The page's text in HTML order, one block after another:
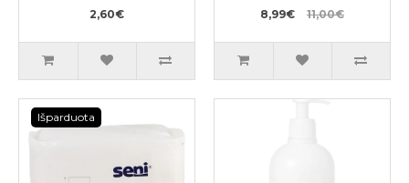
2,60€ 8,99€ 11,00€
Išparduota